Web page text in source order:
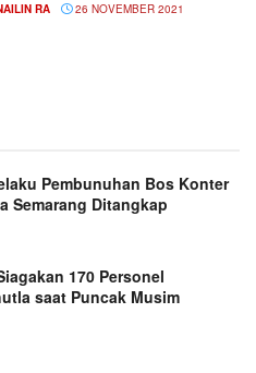
RA 26 NOVEMBER 2021
Pembunuhan Bos Konter
Semarang Ditangkap
170 Personel
saat Puncak Musim